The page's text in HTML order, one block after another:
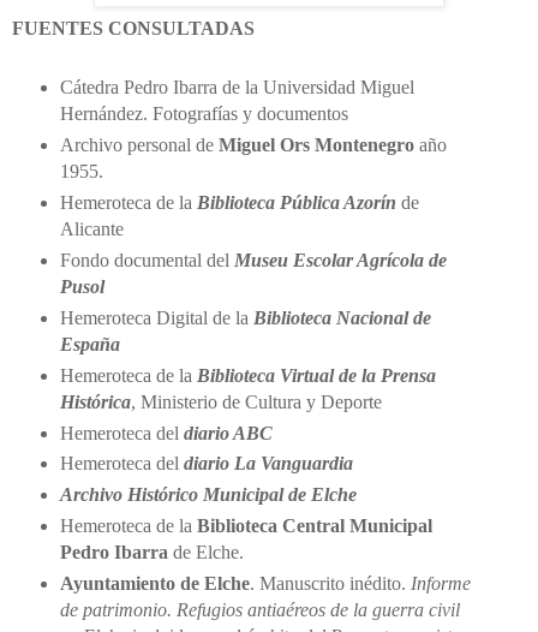
FUENTES CONSULTADAS
Cátedra Pedro Ibarra de la Universidad Miguel
Hernández. Fotografías y documentos
Archivo personal de Miguel Ors Montenegroaño
1955.
Hemeroteca de la Biblioteca Pública Azorín de
Alicante
Fondo documental del Museu Escolar Agrícola de
Pusol
Hemeroteca Digital de la Biblioteca Nacional de
España
Hemeroteca de la Biblioteca Virtual de la Prensa
Histórica, Ministerio de Cultura y Deporte
Hemeroteca del diario ABC
Hemeroteca del diario La Vanguardia
Archivo Histórico Municipal de Elche
Hemeroteca de la Biblioteca Central Municipal
Pedro Ibarra de Elche.
Ayuntamiento de Elche. Manuscrito inédito. Informe
de patrimonio. Refugios antiaéreos de la guerra civil